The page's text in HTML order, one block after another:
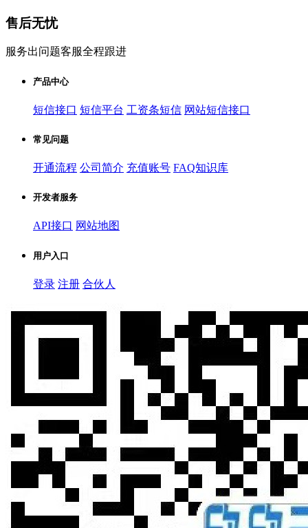
售后无忧
服务出问题客服全程跟进
产品中心
短信接口 短信平台 工资条短信 网站短信接口
常见问题
开通流程 公司简介 充值账号 FAQ知识库
开发者服务
API接口 网站地图
用户入口
登录 注册 合伙人